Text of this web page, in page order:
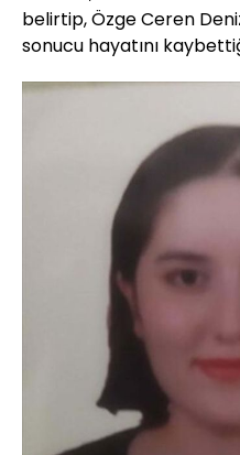
belirtip, Özge Ceren
sonucu hayatını